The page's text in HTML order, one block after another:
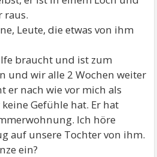
raus.
Leute, die etwas von ihm
braucht und ist zum
und wir alle 2 Wochen weiter
er nach wie vor mich als
Gefühle hat. Er hat
Ich höre
auf unsere Tochter von ihm.
ein?